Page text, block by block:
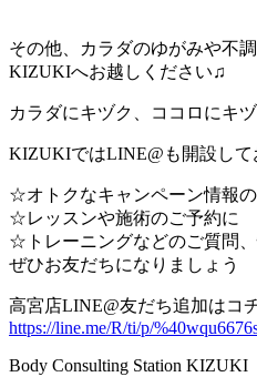
その他、カラダのゆがみや不
KIZUKIへお越しください♫
カラダにキヅク、ココロにキ
KIZUKIではLINE@も開設して
☆オトクなキャンペーン情報
☆レッスンや施術のご予約に
☆トレーニングなどのご質問、
ぜひお友だちになりましょう
高宮店LINE@友だち追加はコ
https://line.me/R/ti/p/
Body Consulting Station KIZUKI